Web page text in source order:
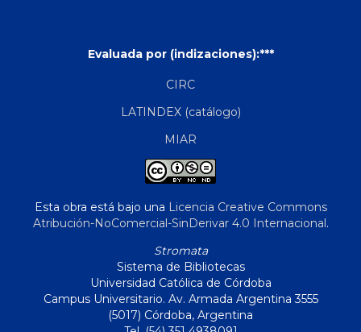
Evaluada por (indizaciones):***
CIRC
LATINDEX (catálogo)
MIAR
Esta obra está bajo una Licencia Creative Commons
Atribución-NoComercial-SinDerivar 4.0 Internacional.
Stromata
Sistema de Bibliotecas
Universidad Católica de Córdoba
Campus Universitario. Av. Armada Argentina 3555
(5017) Córdoba, Argentina